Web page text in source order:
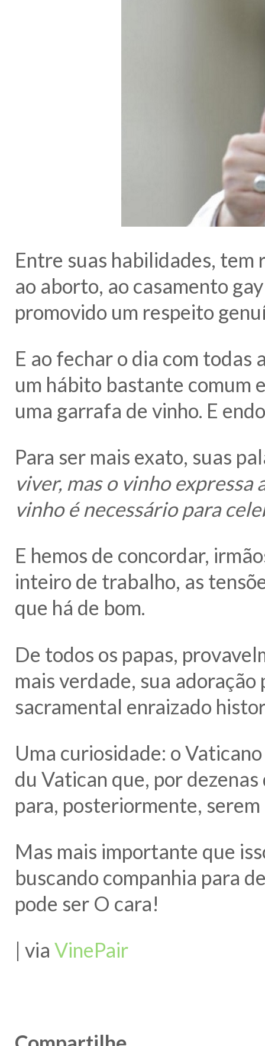
Entre suas habilidades,
ao aborto, ao casamento
promovido um respeito
E ao fechar o dia com todas
um hábito bastante comum
uma garrafa de vinho. E
Para ser mais exato, suas
viver, mas o vinho expressa
vinho é necessário para
E hemos de concordar,
inteiro de trabalho, as
que há de bom.
De todos os papas,
mais verdade, sua
sacramental enraizado
Uma curiosidade: o
du Vatican que, por
para, posteriormente,
Mas mais importante que
buscando companhia para
pode ser O cara!
| via VinePair